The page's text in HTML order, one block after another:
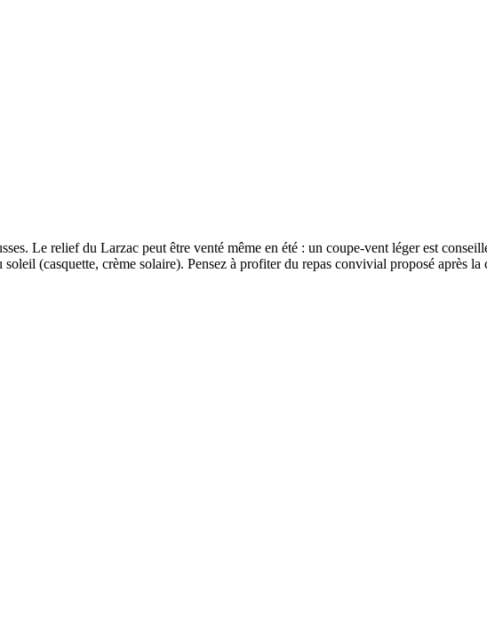
Le relief du Larzac peut être venté même en été : un coupe-vent léger est
(casquette, crème solaire). Pensez à profiter du repas convivial proposé après